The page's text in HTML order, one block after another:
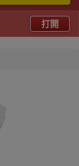
打開